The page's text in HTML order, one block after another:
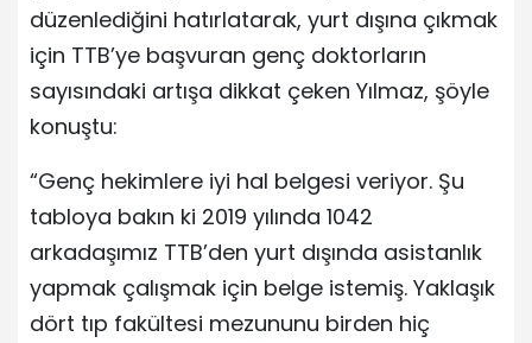
düzenlediğini hatırlatarak, yurt dışına çıkmak
için TTB’ye başvuran genç doktorların
sayısındaki artışa dikkat çeken Yılmaz, şöyle
konuştu:
“Genç hekimlere iyi hal belgesi veriyor. Şu
tabloya bakın ki 2019 yılında 1042
arkadaşımız TTB’den yurt dışında asistanlık
yapmak çalışmak için belge istemiş. Yaklaşık
dört tıp fakültesi mezununu birden hiç